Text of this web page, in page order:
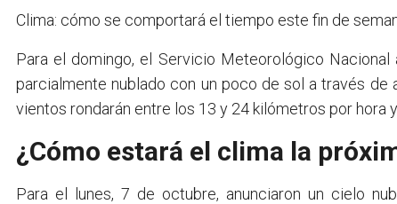
Clima: cómo se comportará el tiempo este fin de
Para el domingo, el Servicio Meteorológico
parcialmente nublado con un poco de sol a través de
vientos rondarán entre los 13 y 24 kilómetros por hora
¿Cómo estará el clima la
Para el lunes, 7 de octubre, anunciaron un cielo